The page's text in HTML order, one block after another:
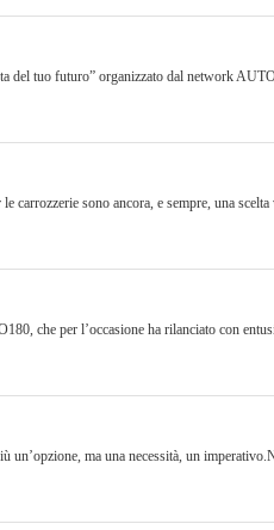
del tuo futuro” organizzato dal network
sono ancora, e sempre, una
che per l’occasione ha rilanciato con
ma una necessità, un